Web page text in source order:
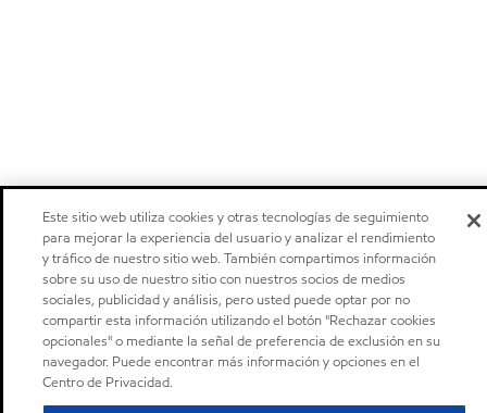
Este sitio web utiliza cookies y otras tecnologías de seguimiento
para mejorar la experiencia del usuario y analizar el rendimiento
y tráfico de nuestro sitio web. También compartimos información
sobre su uso de nuestro sitio con nuestros socios de medios
sociales, publicidad y análisis, pero usted puede optar por no
compartir esta información utilizando el botón "Rechazar cookies
opcionales" o mediante la señal de preferencia de exclusión en su
navegador. Puede encontrar más información y opciones en el
Centro de Privacidad.